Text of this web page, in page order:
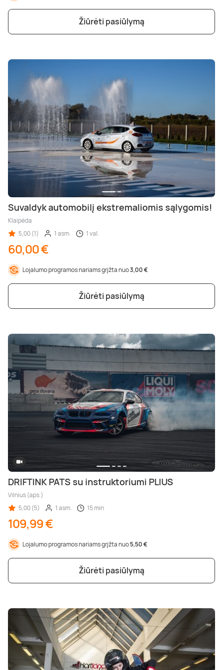
Žiūrėti pasiūlymą
Suvaldyk automobilį ekstremaliomis sąlygomis!
Klaipėda
5,00 (1)
1 asm. 1 val.
60,00 €
Lojalumo programos nariams grįžta nuo3,00 €
Žiūrėti pasiūlymą
DRIFTINK PATS su instruktoriumi PLIUS
Vilnius (aps.)
5,00 (5)
1 asm. 15 min
109,99 €
Lojalumo programos nariams grįžta nuo5,50 €
Žiūrėti pasiūlymą